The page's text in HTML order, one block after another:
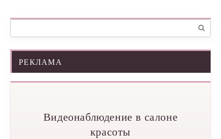
Поиск:
РЕКЛАМА
Видеонаблюдение в салоне
красоты